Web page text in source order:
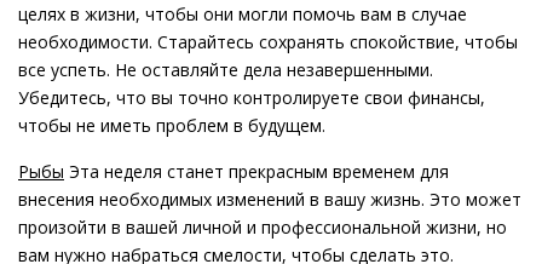
целях в жизни, чтобы они могли помочь вам в случае
необходимости. Старайтесь сохранять спокойствие, чтобы
все успеть. Не оставляйте дела незавершенными.
Убедитесь, что вы точно контролируете свои финансы,
чтобы не иметь проблем в будущем.
Рыбы Эта неделя станет прекрасным временем для
внесения необходимых изменений в вашу жизнь. Это может
произойти в вашей личной и профессиональной жизни, но
вам нужно набраться смелости, чтобы сделать это.